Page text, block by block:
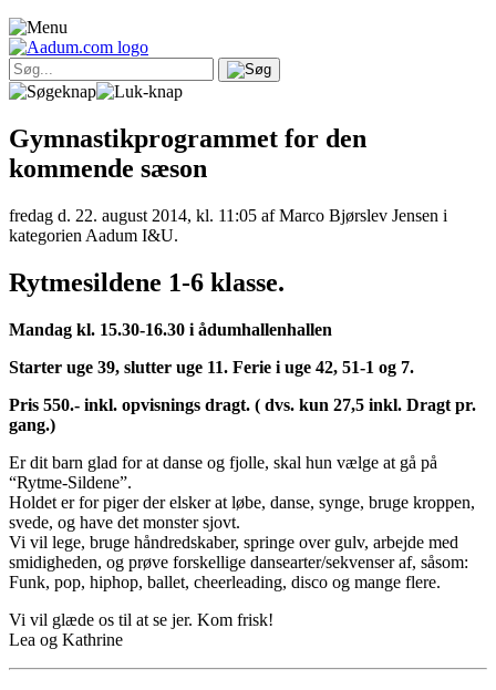
Gymnastikprogrammet for den
kommende sæson
fredag d. 22. august 2014, kl. 11:05 af Marco Bjørslev Jensen i
kategorien Aadum I&U.
Rytmesildene 1-6 klasse.
Mandag kl. 15.30-16.30 i ådumhallenhallen
Starter uge 39, slutter uge 11. Ferie i uge 42, 51-1 og 7.
Pris 550.- inkl. opvisnings dragt. ( dvs. kun 27,5 inkl. Dragt pr.
gang.)
Er dit barn glad for at danse og fjolle, skal hun vælge at gå på
“Rytme-Sildene”.
Holdet er for piger der elsker at løbe, danse, synge, bruge kroppen,
svede, og have det monster sjovt.
Vi vil lege, bruge håndredskaber, springe over gulv, arbejde med
smidigheden, og prøve forskellige dansearter/sekvenser af, såsom:
Funk, pop, hiphop, ballet, cheerleading, disco og mange flere.
Vi vil glæde os til at se jer. Kom frisk!
Lea og Kathrine